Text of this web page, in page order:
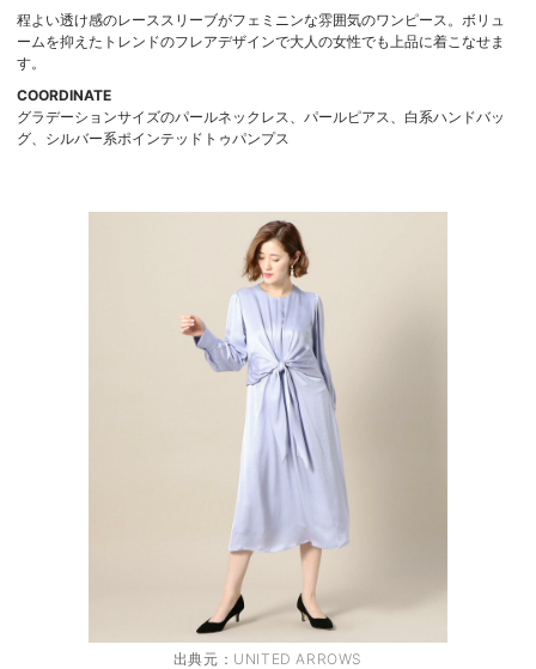
程よい透け感のレーススリーブがフェミニンな雰囲気のワンピース。ボリュ
ームを抑えたトレンドのフレアデザインで大人の女性でも上品に着こなせま
す。
COORDINATE
グラデーションサイズのパールネックレス、パールピアス、白系ハンドバッ
グ、シルバー系ポインテッドトゥパンプス
出典元： UNITED ARROWS